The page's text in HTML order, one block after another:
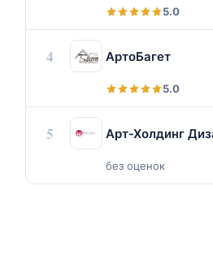
5.0
4 АртоБагет
5.0
5 Арт-Холдинг
без оценок